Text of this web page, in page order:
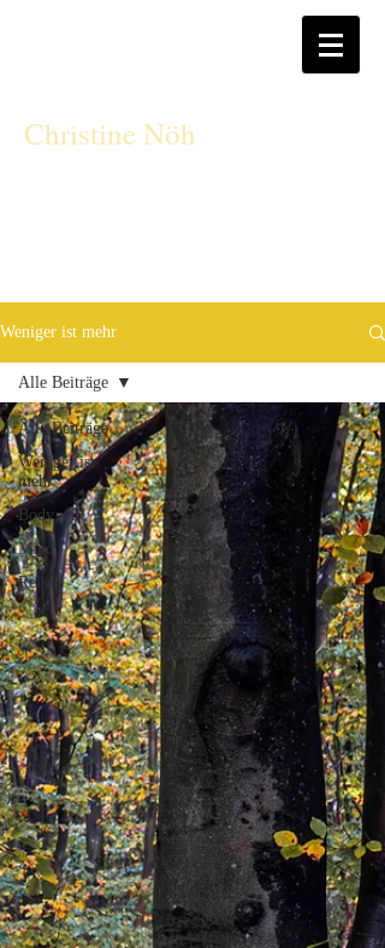
Christine Nöh
Weniger ist mehr
Alle Beiträge
Weniger ist
mehr
Body
Mind
Reisen
Alle Beiträge